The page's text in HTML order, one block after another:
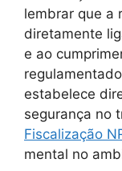
lembrar que a
diretamente
e ao
estabelece
segurança no
Fiscalização
mental no